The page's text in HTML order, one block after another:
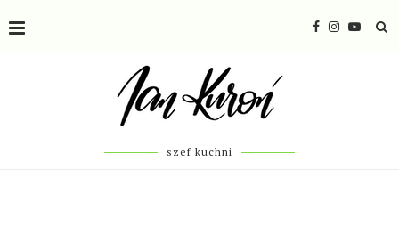
szef kuchni